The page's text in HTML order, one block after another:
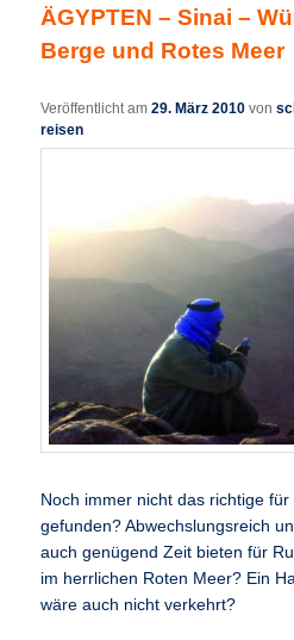
ÄGYPTEN – Sinai –
Berge und Rotes Meer
Veröffentlicht am29. März 2010 von
reisen
Noch immer nicht das richtige
gefunden? Abwechslungsreich
auch genügend Zeit bieten für
im herrlichen Roten Meer? Ein
wäre auch nicht verkehrt?